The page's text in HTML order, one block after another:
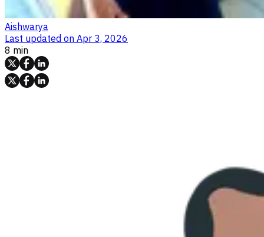
Aishwarya
Last updated on Apr 3, 2026
8 min